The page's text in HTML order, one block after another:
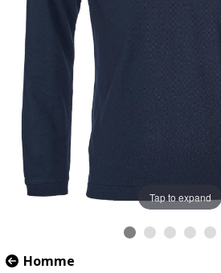
Tap to expand
Homme